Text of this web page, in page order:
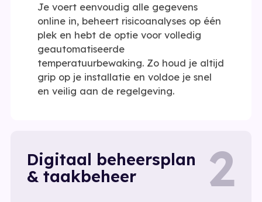
Je voert eenvoudig alle gegevens
online in, beheert risicoanalyses op één
plek en hebt de optie voor volledig
geautomatiseerde
temperatuurbewaking. Zo houd je altijd
grip op je installatie en voldoe je snel
en veilig aan de regelgeving.
Digitaal beheersplan
& taakbeheer
2